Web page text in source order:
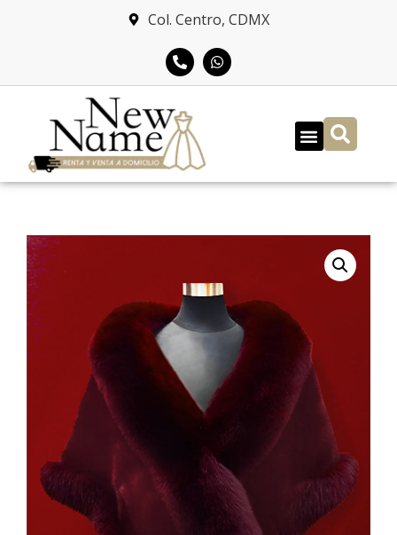
Col. Centro, CDMX